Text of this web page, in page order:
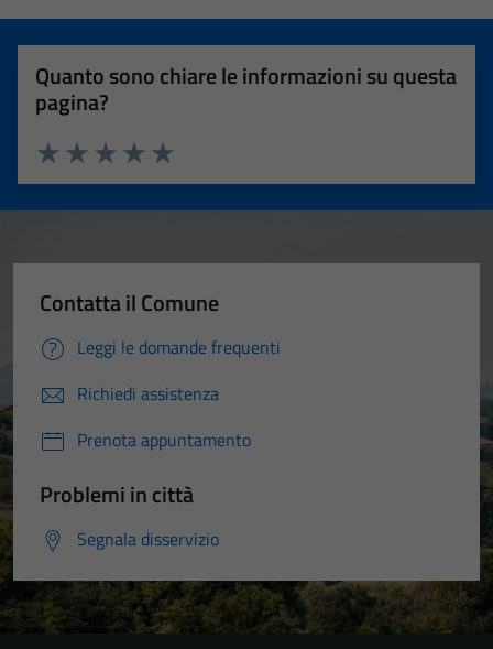
Quanto sono chiare le informazioni su questa
pagina?
Valuta 5 stelle su 5
Valuta 4 stelle su 5
Valuta 3 stelle su 5
Valuta 2 stelle su 5
Valuta 1 stelle su 5
Contatta il Comune
Leggi le domande frequenti
Richiedi assistenza
Prenota appuntamento
Problemi in città
Segnala disservizio